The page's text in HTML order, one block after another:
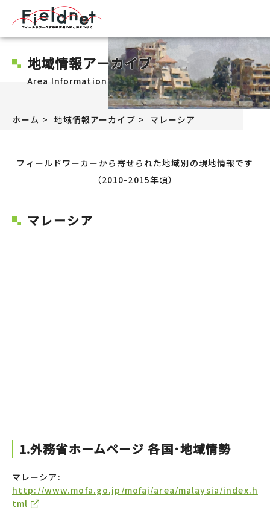
地域情報アーカイブ
Area Information
ホーム 地域情報アーカイブ マレーシア
フィールドワーカーから寄せられた地域別の現地情報です
（2010-2015年頃）
マレーシア
1.外務省ホームページ 各国･地域情勢
マレーシア:
http://www.mofa.go.jp/mofaj/area/malaysia/index.h
tml